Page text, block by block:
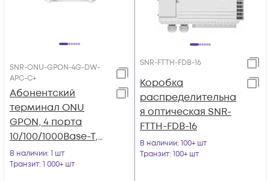
SNR-ONU-GPON-4G-DW-
APC-C+
Абонентский
терминал ONU
GPON, 4 порта
10/100/1000Base-T,
WiFi 2.4/5, С+
В наличии: 1 шт
Транзит: 1 000+ шт
SNR-FTTH-FDB-16
Коробка
распределительна
я оптическая SNR-
FTTH-FDB-16
В наличии: 100+ шт
Транзит: 100+ шт